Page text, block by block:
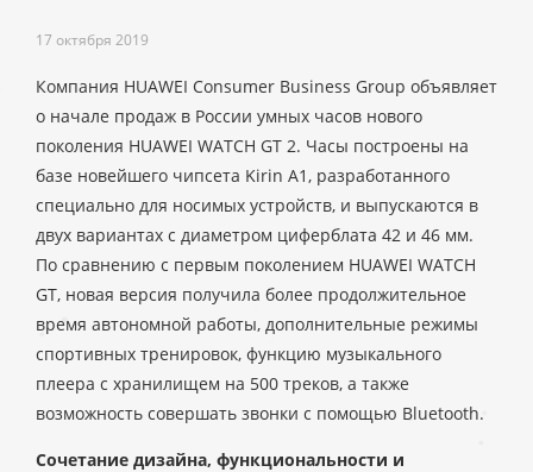
17 октября 2019
Компания HUAWEI Consumer Business Group объявляет
о начале продаж в России умных часов нового
поколения HUAWEI WATCH GT 2. Часы построены на
базе новейшего чипсета Kirin A1, разработанного
специально для носимых устройств, и выпускаются в
двух вариантах с диаметром циферблата 42 и 46 мм.
По сравнению с первым поколением HUAWEI WATCH
GT, новая версия получила более продолжительное
время автономной работы, дополнительные режимы
спортивных тренировок, функцию музыкального
плеера с хранилищем на 500 треков, а также
возможность совершать звонки с помощью Bluetooth.
Сочетание дизайна, функциональности и